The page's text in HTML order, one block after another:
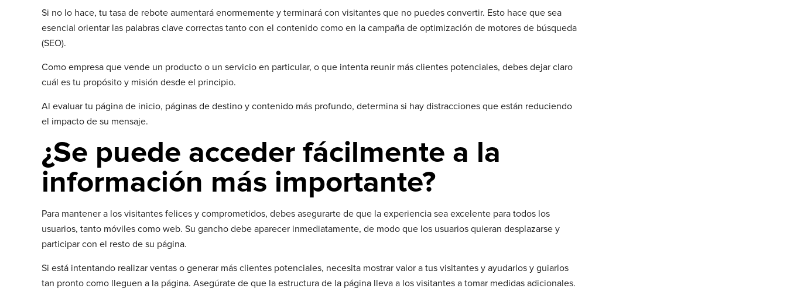
Si no lo hace, tu tasa de rebote aumentará enormemente y terminará con visitantes que no puedes convertir. Esto hace que sea
esencial orientar las palabras clave correctas tanto con el contenido como en la campaña de optimización de motores de búsqueda
(SEO).
Como empresa que vende un producto o un servicio en particular, o que intenta reunir más clientes potenciales, debes dejar claro
cuál es tu propósito y misión desde el principio.
Al evaluar tu página de inicio, páginas de destino y contenido más profundo, determina si hay distracciones que están reduciendo
el impacto de su mensaje.
¿Se puede acceder fácilmente a la
información más importante?
Para mantener a los visitantes felices y comprometidos, debes asegurarte de que la experiencia sea excelente para todos los
usuarios, tanto móviles como web. Su gancho debe aparecer inmediatamente, de modo que los usuarios quieran desplazarse y
participar con el resto de su página.
Si está intentando realizar ventas o generar más clientes potenciales, necesita mostrar valor a tus visitantes y ayudarlos y guiarlos
tan pronto como lleguen a la página. Asegúrate de que la estructura de la página lleva a los visitantes a tomar medidas adicionales.